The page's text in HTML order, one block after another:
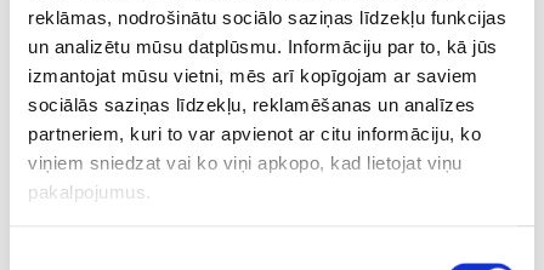
reklāmas, nodrošinātu sociālo saziņas līdzekļu funkcijas
un analizētu mūsu datplūsmu. Informāciju par to, kā jūs
izmantojat mūsu vietni, mēs arī kopīgojam ar saviem
sociālās saziņas līdzekļu, reklamēšanas un analīzes
partneriem, kuri to var apvienot ar citu informāciju, ko
viņiem sniedzat vai ko viņi apkopo, kad lietojat viņu
pakalpojumus.
Bolotņiks nākamajā mēnesī aizvadīs
cīņu par WBA starptautiskā čempiona
jostu
EKSKLUZĪVI 04.05.2022 14:35
Latvijas sportistu aprīļa spēka rangs